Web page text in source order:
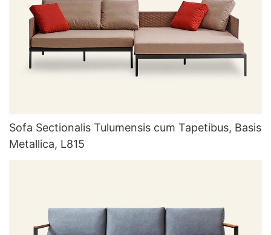
Sofa Sectionalis Tulumensis cum Tapetibus, Basis
Metallica, L815